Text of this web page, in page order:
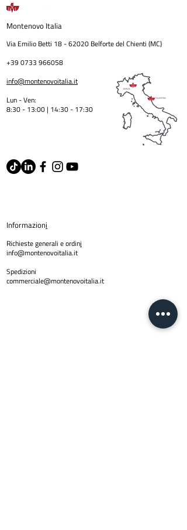
Montenovo Italia
Via Emilio Betti 18 - 62020 Belforte del Chienti (MC)
+39 0733 966058
info@montenovoitalia.it
Lun - Ven:
8:30 - 13:00 | 14:30 - 17:30
Informazioni
Richieste generali e ordini
info@montenovoitalia.it
Spedizioni
commerciale@montenovoitalia.it